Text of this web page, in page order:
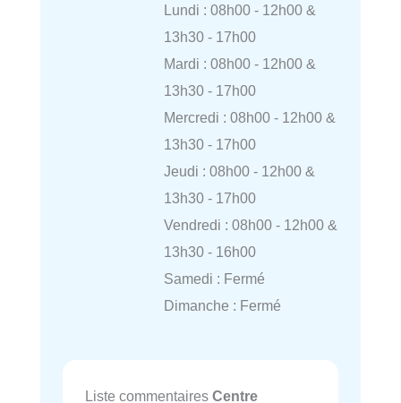
Lundi : 08h00 - 12h00 &
13h30 - 17h00
Mardi : 08h00 - 12h00 &
13h30 - 17h00
Mercredi : 08h00 - 12h00 &
13h30 - 17h00
Jeudi : 08h00 - 12h00 &
13h30 - 17h00
Vendredi : 08h00 - 12h00 &
13h30 - 16h00
Samedi : Fermé
Dimanche : Fermé
Liste commentaires Centre